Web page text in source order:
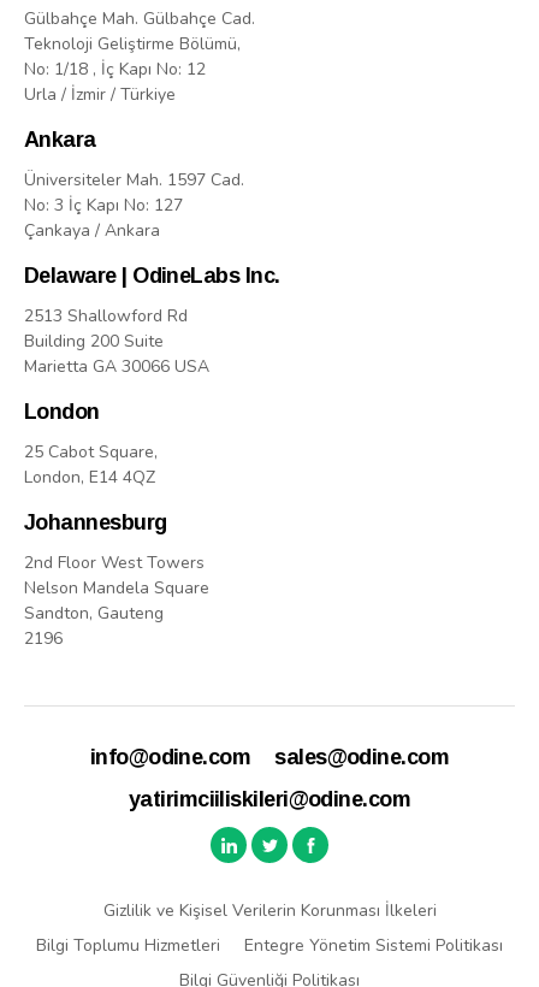
Gülbahçe Mah. Gülbahçe Cad.
Teknoloji Geliştirme Bölümü,
No: 1/18 , İç Kapı No: 12
Urla / İzmir / Türkiye
Ankara
Üniversiteler Mah. 1597 Cad.
No: 3 İç Kapı No: 127
Çankaya / Ankara
Delaware | OdineLabs Inc.
2513 Shallowford Rd
Building 200 Suite
Marietta GA 30066 USA
London
25 Cabot Square,
London, E14 4QZ
Johannesburg
2nd Floor West Towers
Nelson Mandela Square
Sandton, Gauteng
2196
info@odine.com
sales@odine.com
yatirimciiliskileri@odine.com
Gizlilik ve Kişisel Verilerin Korunması İlkeleri
Bilgi Toplumu Hizmetleri
Entegre Yönetim Sistemi Politikası
Bilgi Güvenliği Politikası